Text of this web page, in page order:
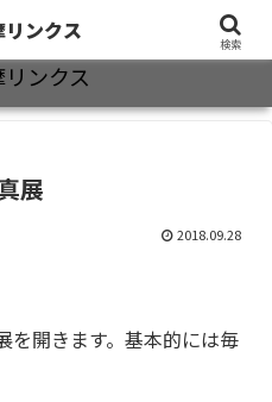
7千人のための同窓会公式サイト
展
2018.09.28
を開きます。基本的には毎
検索